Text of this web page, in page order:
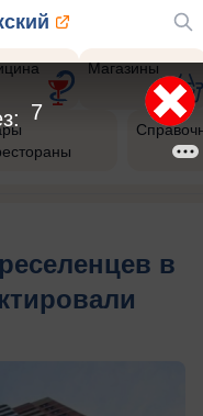
Магазины
в
5